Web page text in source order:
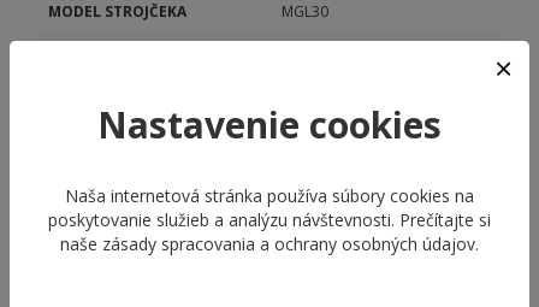
MODEL STROJČEKA MGL30
Nastavenie cookies
Naša internetová stránka používa súbory cookies na
poskytovanie služieb a analýzu návštevnosti. Prečítajte si
naše zásady spracovania a ochrany osobných údajov.